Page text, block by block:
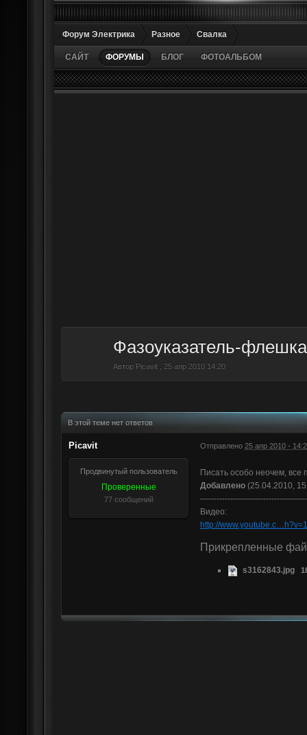
Форум Электрика Разное Свалка
САЙТ ФОРУМЫ БЛОГ ФОТОАЛЬБОМ
Фазоуказатель-флешка
Автор Picavit , 25 апр 2010 14:20
В этой теме нет ответов
Picavit Отправлено 25 апр 2010 -
Продвинутый пользователь
Проверенные
77 сообщений
Писать особо неочем, все
Добавлено (25.04.2010,
Видео:
http://
Прикрепленные
s3162843.jpg